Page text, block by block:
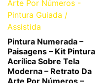
Pintura Numerada –
Paisagens – Kit Pintura
Acrílica Sobre Tela
Moderna – Retrato Da
Arte Por Números –